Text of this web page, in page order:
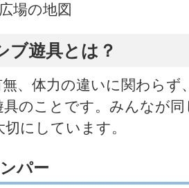
場の地図
ブ遊具とは？
、体力の違いに関わら
具のことです。みんなが
にしています。
パー